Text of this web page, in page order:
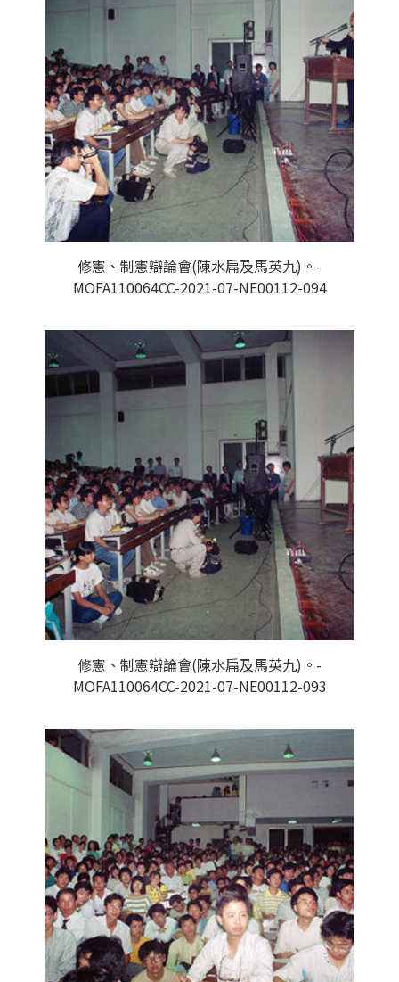
修憲、制憲辯論會(陳水扁及馬英九)。-
MOFA110064CC-2021-07-NE00112-094
修憲、制憲辯論會(陳水扁及馬英九)。-
MOFA110064CC-2021-07-NE00112-093